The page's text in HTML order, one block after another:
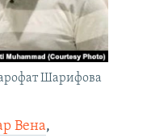
Шарифова
Вена,